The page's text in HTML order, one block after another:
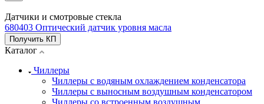
Датчики и смотровые стекла
680403 Оптический датчик уровня масла
Получить КП
Каталог
Чиллеры
Чиллеры с водяным охлаждением конденсатора
Чиллеры с выносным воздушным конденсатором
Чиллеры со встроенным воздушным